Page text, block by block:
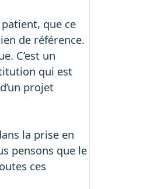
que ce
de référence.
C’est un
qui est
projet
la prise en
pensons que le
ces